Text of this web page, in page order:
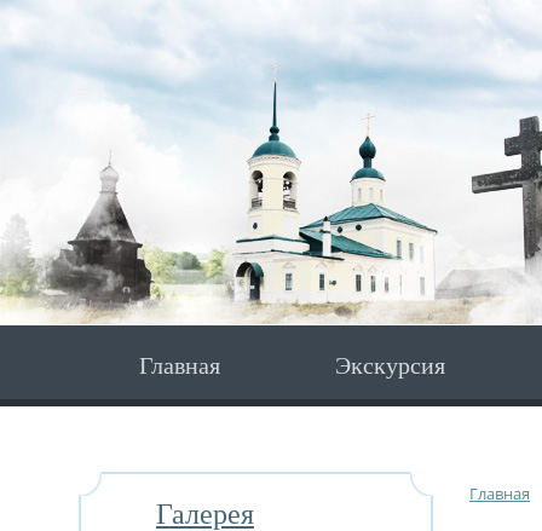
Главная Экскурсия
Галерея
Главная